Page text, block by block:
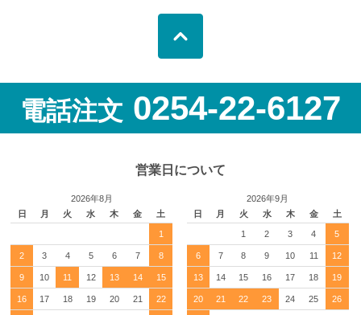
電話注文 0254-22-6127
営業日について
2026年8月
日
月 火 水 木 金 土
1
2 3 4 5 6 7 8
9 10 11 12 13 14 15
16 17 18 19 20 21 22
2026年9月
日
月 火 水 木 金 土
1 2 3 4 5
6 7 8 9 10 11 12
13 14 15 16 17 18 19
20 21 22 23 24 25 26